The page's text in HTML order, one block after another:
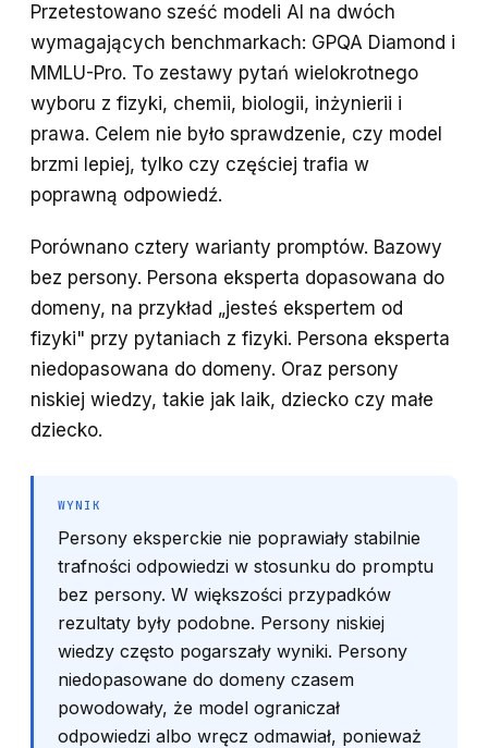
Przetestowano sześć modeli AI na dwóch
wymagających benchmarkach: GPQA Diamond i
MMLU-Pro. To zestawy pytań wielokrotnego
wyboru z fizyki, chemii, biologii, inżynierii i
prawa. Celem nie było sprawdzenie, czy model
brzmi lepiej, tylko czy częściej trafia w
poprawną odpowiedź.
Porównano cztery warianty promptów. Bazowy
bez persony. Persona eksperta dopasowana do
domeny, na przykład „jesteś ekspertem od
fizyki" przy pytaniach z fizyki. Persona eksperta
niedopasowana do domeny. Oraz persony
niskiej wiedzy, takie jak laik, dziecko czy małe
dziecko.
WYNIK
Persony eksperckie nie poprawiały stabilnie
trafności odpowiedzi w stosunku do promptu
bez persony. W większości przypadków
rezultaty były podobne. Persony niskiej
wiedzy często pogarszały wyniki. Persony
niedopasowane do domeny czasem
powodowały, że model ograniczał
odpowiedzi albo wręcz odmawiał, ponieważ